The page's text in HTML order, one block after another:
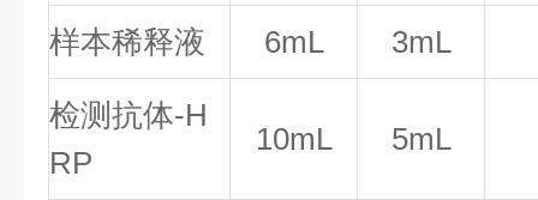
样本稀释液 6mL 3mL
检测抗体-H
RP
10mL 5mL